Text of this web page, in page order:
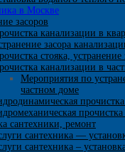
в Москве
засоров
канализации в
засора
стояка, устранение
канализации в
Мероприятия по
частном доме
сантехники, ремонт
сантехника —
сантехника –